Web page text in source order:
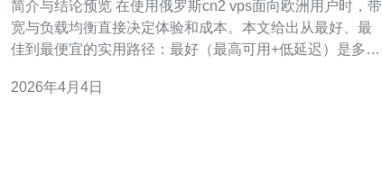
简介与结论预览 在使用俄罗斯cn2 vps面向欧洲用户时，带
宽与负载均衡直接决定体验和成本。本文给出从最好、最
佳到最便宜的实用路径：最好（最高可用+低延迟）是多出
专线或保底带宽配合区域CDN与HAProxy/LVS做负载分
2026年4月4日